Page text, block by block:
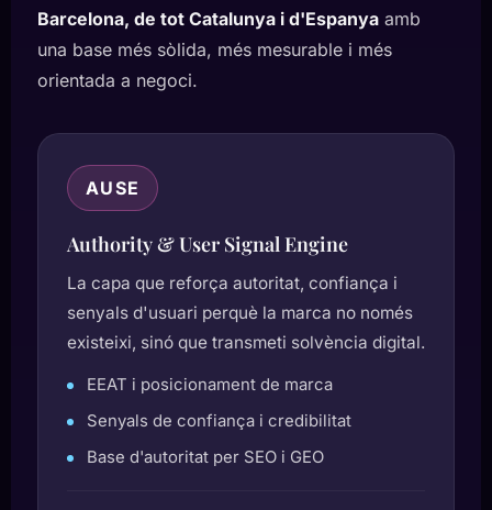
Barcelona, de tot Catalunya i d'Espanya amb
una base més sòlida, més mesurable i més
orientada a negoci.
AUSE
Authority & User Signal Engine
La capa que reforça autoritat, confiança i
senyals d'usuari perquè la marca no només
existeixi, sinó que transmeti solvència digital.
EEAT i posicionament de marca
Senyals de confiança i credibilitat
Base d'autoritat per SEO i GEO